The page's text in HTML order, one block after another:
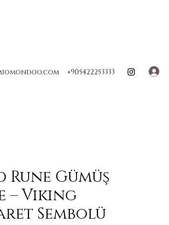
+905422253333
Rune Gümüş
– Viking
Sembolü